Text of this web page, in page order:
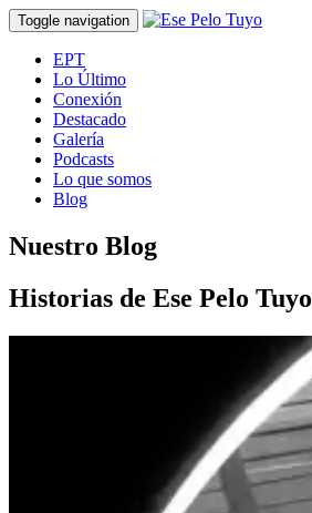
Toggle navigation
EPT
Lo Último
Conexión
Destacado
Galería
Podcasts
Lo que somos
Blog
Nuestro Blog
Historias de Ese Pelo Tuyo